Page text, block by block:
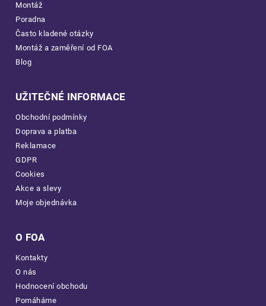
Montáž
Poradna
Často kladené otázky
Montáž a zaměření od FOA
Blog
UŽITEČNÉ INFORMACE
Obchodní podmínky
Doprava a platba
Reklamace
GDPR
Cookies
Akce a slevy
Moje objednávka
O FOA
Kontakty
O nás
Hodnocení obchodu
Pomáháme